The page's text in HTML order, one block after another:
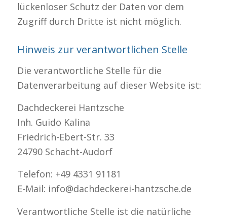
lückenloser Schutz der Daten vor dem
Zugriff durch Dritte ist nicht möglich.
Hinweis zur verantwortlichen Stelle
Die verantwortliche Stelle für die
Datenverarbeitung auf dieser Website ist:
Dachdeckerei Hantzsche
Inh. Guido Kalina
Friedrich-Ebert-Str. 33
24790 Schacht-Audorf
Telefon: +49 4331 91181
E-Mail: info@dachdeckerei-hantzsche.de
Verantwortliche Stelle ist die natürliche